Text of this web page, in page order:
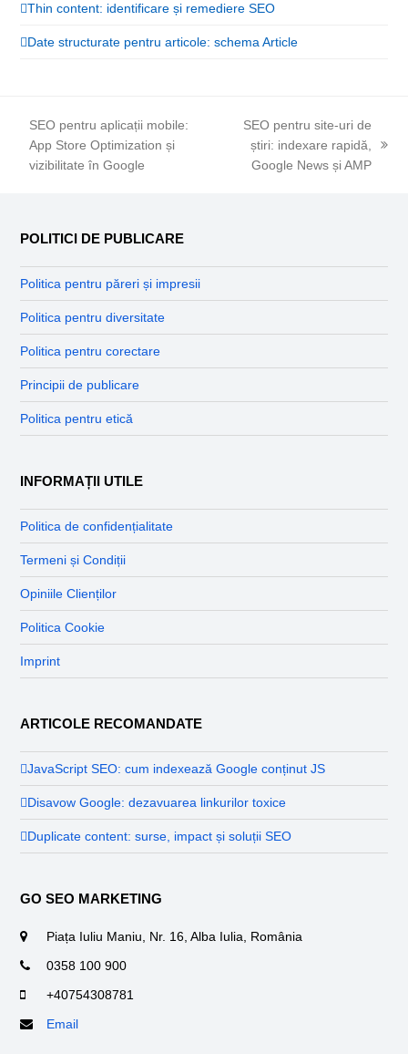
Thin content: identificare și remediere SEO
Date structurate pentru articole: schema Article
previous
post:
SEO pentru aplicații mobile:
App Store Optimization și
vizibilitate în Google
SEO pentru site-uri de
știri: indexare rapidă,
Google News și AMP
POLITICI DE PUBLICARE
Politica pentru păreri și impresii
Politica pentru diversitate
Politica pentru corectare
Principii de publicare
Politica pentru etică
INFORMAȚII UTILE
Politica de confidențialitate
Termeni și Condiții
Opiniile Clienților
Politica Cookie
Imprint
ARTICOLE RECOMANDATE
JavaScript SEO: cum indexează Google conținut JS
Disavow Google: dezavuarea linkurilor toxice
Duplicate content: surse, impact și soluții SEO
GO SEO MARKETING
Piața Iuliu Maniu, Nr. 16, Alba Iulia, România
0358 100 900
+40754308781
Email